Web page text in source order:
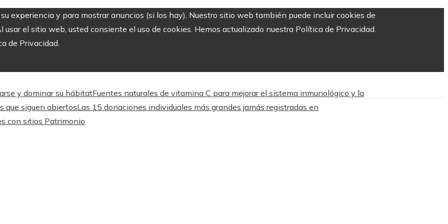
experiencia y para mostrar anuncios (si los hay). Nuestro sitio web también puede incluir cookies de
el sitio web, usted consiente el uso de cookies. Hemos actualizado nuestra Política de Privacidad.
de Privacidad.
y dominar su hábitatFuentes naturales de vitamina C para mejorar el sistema inmunológico y la
que siguen abiertosLas 15 donaciones individuales más grandes jamás registradas en
con sitios Patrimonio